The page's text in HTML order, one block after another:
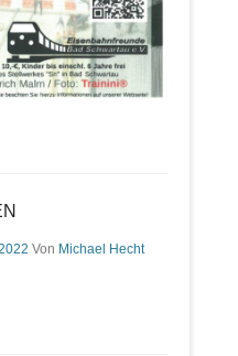
Von Michael Hecht